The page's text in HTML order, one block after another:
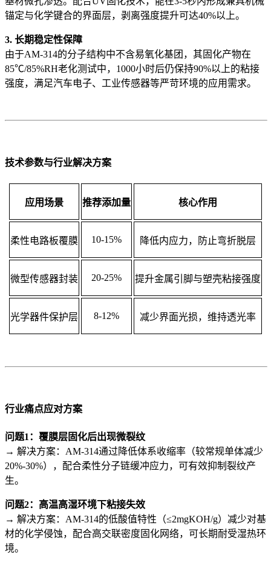
锚定与化学键合的界面层，剥离强度提升可达40%以上。
3. 长期稳定性保障
由于AM-314的分子结构中不含易氧化基团，其固化产物在
85℃/85%RH老化测试中，1000小时后仍保持90%以上的粘接
强度，满足汽车电子、工业传感器等严苛环境的应用需求。
技术参数与行业解决方案
应用场景 推荐添加量 核心作用
柔性电路板覆膜 10-15% 降低内应力，防止弯折脱层
微型传感器封装 20-25% 提升金属引脚与塑壳粘接强度
光学器件保护层 8-12% 减少界面光损，维持透光率
行业痛点应对方案
问题1：覆膜层固化后出现微裂纹
→ 解决方案：AM-314通过降低体系收缩率（较常规单体减少
20%-30%），配合柔性分子链缓冲应力，可有效抑制裂纹产
生。
问题2：高温高湿环境下粘接失效
→ 解决方案：AM-314的低酸值特性（≤2mgKOH/g）减少对基
材的化学侵蚀，配合高交联密度固化网络，可长期耐受湿热环
境。